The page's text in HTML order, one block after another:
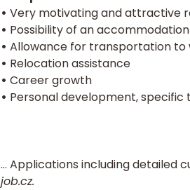
• Very motivating and attractive
• Possibility of an
• Allowance for transportation to
• Relocation assistance
• Career growth
• Personal development, specific
… Applications including detailed
job.cz.